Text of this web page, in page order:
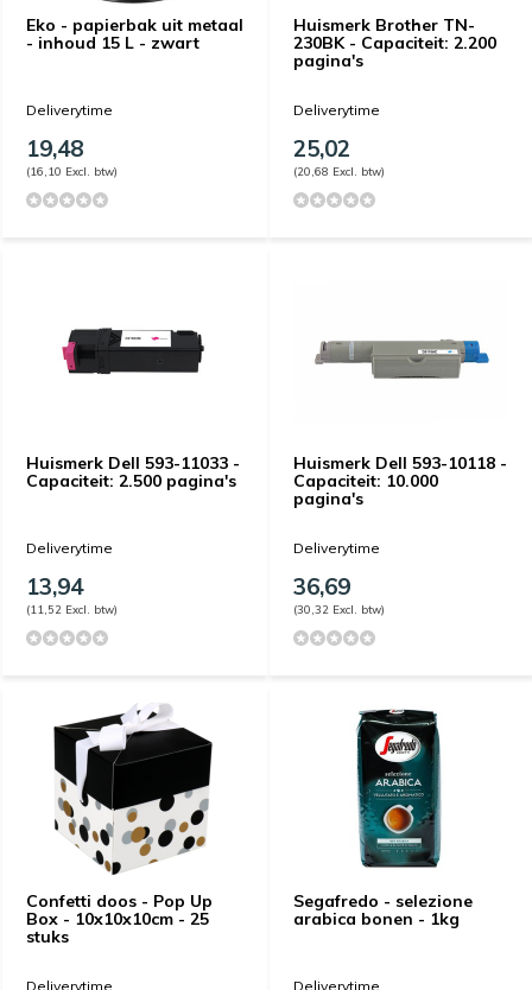
Eko - papierbak uit metaal
- inhoud 15 L - zwart
Deliverytime
19,48
(16,10 Excl. btw)
Huismerk Brother TN-
230BK - Capaciteit: 2.200
pagina's
Deliverytime
25,02
(20,68 Excl. btw)
Huismerk Dell 593-11033 -
Capaciteit: 2.500 pagina's
Deliverytime
13,94
(11,52 Excl. btw)
Huismerk Dell 593-10118 -
Capaciteit: 10.000
pagina's
Deliverytime
36,69
(30,32 Excl. btw)
Confetti doos - Pop Up
Box - 10x10x10cm - 25
stuks
Deliverytime
Segafredo - selezione
arabica bonen - 1kg
Deliverytime